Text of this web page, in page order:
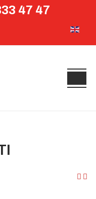
47 47